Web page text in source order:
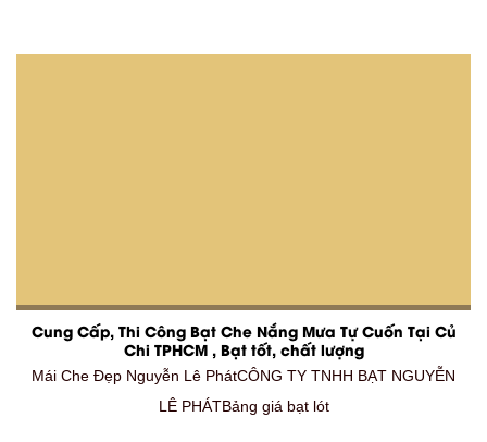
Cung Cấp, Thi Công Bạt Che Nắng Mưa Tự Cuốn Tại Củ
Chi TPHCM , Bạt tốt, chất lượng
Mái Che Đẹp Nguyễn Lê PhátCÔNG TY TNHH BẠT NGUYỄN
LÊ PHÁTBảng giá bạt lót